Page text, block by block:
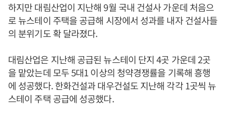
하지만 대림산업이 지난해 9월 국내 건설사 가운데 처음으
로 뉴스테이 주택을 공급해 시장에서 성과를 내자 건설사들
의 분위기도 확 달라졌다.
대림산업은 지난해 공급된 뉴스테이 단지 4곳 가운데 2곳
을 맡았는데 모두 5대1 이상의 청약경쟁률을 기록해 흥행
에 성공했다. 한화건설과 대우건설도 지난해 각각 1곳씩 뉴
스테이 주택 공급에 성공했다.